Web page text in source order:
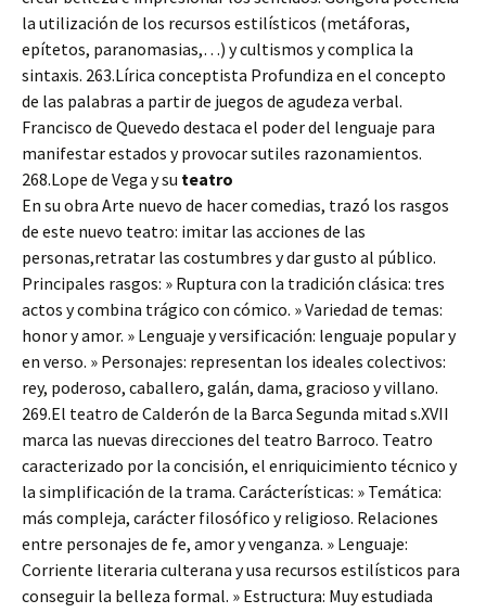
la utilización de los recursos estilísticos (metáforas,
epítetos, paranomasias,…) y cultismos y complica la
sintaxis. 263.Lírica conceptista Profundiza en el concepto
de las palabras a partir de juegos de agudeza verbal.
Francisco de Quevedo destaca el poder del lenguaje para
manifestar estados y provocar sutiles razonamientos.
268.Lope de Vega y su teatro
En su obra Arte nuevo de hacer comedias, trazó los rasgos
de este nuevo teatro: imitar las acciones de las
personas,retratar las costumbres y dar gusto al público.
Principales rasgos: » Ruptura con la tradición clásica: tres
actos y combina trágico con cómico. » Variedad de temas:
honor y amor. » Lenguaje y versificación: lenguaje popular y
en verso. » Personajes: representan los ideales colectivos:
rey, poderoso, caballero, galán, dama, gracioso y villano.
269.El teatro de Calderón de la Barca Segunda mitad s.XVII
marca las nuevas direcciones del teatro Barroco. Teatro
caracterizado por la concisión, el enriquicimiento técnico y
la simplificación de la trama. Carácterísticas: » Temática:
más compleja, carácter filosófico y religioso. Relaciones
entre personajes de fe, amor y venganza. » Lenguaje:
Corriente literaria culterana y usa recursos estilísticos para
conseguir la belleza formal. » Estructura: Muy estudiada